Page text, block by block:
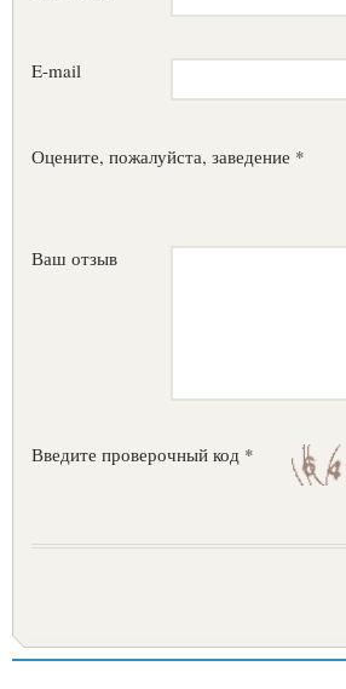
E-mail
Оцените, пожалуйста, заведение *
Ваш отзыв
Введите проверочный код *